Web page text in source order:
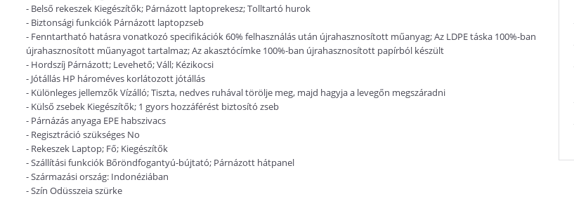
- Belső rekeszek Kiegészítők; Párnázott laptoprekesz; Tolltartó hurok
- Biztonsági funkciók Párnázott laptopzseb
- Fenntartható hatásra vonatkozó specifikációk 60% felhasználás után újrahasznosított műanyag; Az LDPE táska 100%-ban
újrahasznosított műanyagot tartalmaz; Az akasztócímke 100%-ban újrahasznosított papírból készült
- Hordszíj Párnázott; Levehető; Váll; Kézikocsi
- Jótállás HP hároméves korlátozott jótállás
- Különleges jellemzők Vízálló; Tiszta, nedves ruhával törölje meg, majd hagyja a levegőn megszáradni
- Külső zsebek Kiegészítők; 1 gyors hozzáférést biztosító zseb
- Párnázás anyaga EPE habszivacs
- Regisztráció szükséges No
- Rekeszek Laptop; Fő; Kiegészítők
- Szállítási funkciók Bőröndfogantyú-bújtató; Párnázott hátpanel
- Származási ország: Indonéziában
- Szín Odüsszeia szürke